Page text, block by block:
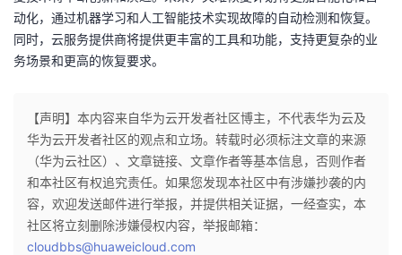
动化，通过机器学习和人工智能技术实现故障的自动检测和恢复。
同时，云服务提供商将提供更丰富的工具和功能，支持更复杂的业
务场景和更高的恢复要求。
【声明】本内容来自华为云开发者社区博主，不代表华为云及
华为云开发者社区的观点和立场。转载时必须标注文章的来源
（华为云社区）、文章链接、文章作者等基本信息，否则作者
和本社区有权追究责任。如果您发现本社区中有涉嫌抄袭的内
容，欢迎发送邮件进行举报，并提供相关证据，一经查实，本
社区将立刻删除涉嫌侵权内容，举报邮箱：
cloudbbs@huaweicloud.com